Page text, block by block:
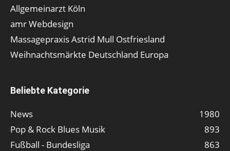
Allgemeinarzt Köln
amr Webdesign
Massagepraxis Astrid Mull Ostfriesland
Weihnachtsmärkte Deutschland Europa
Beliebte Kategorie
News
1980
Pop & Rock Blues Musik
893
Fußball - Bundesliga
863